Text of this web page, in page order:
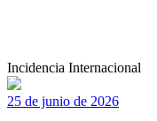
Incidencia Internacional
25 de junio de 2026